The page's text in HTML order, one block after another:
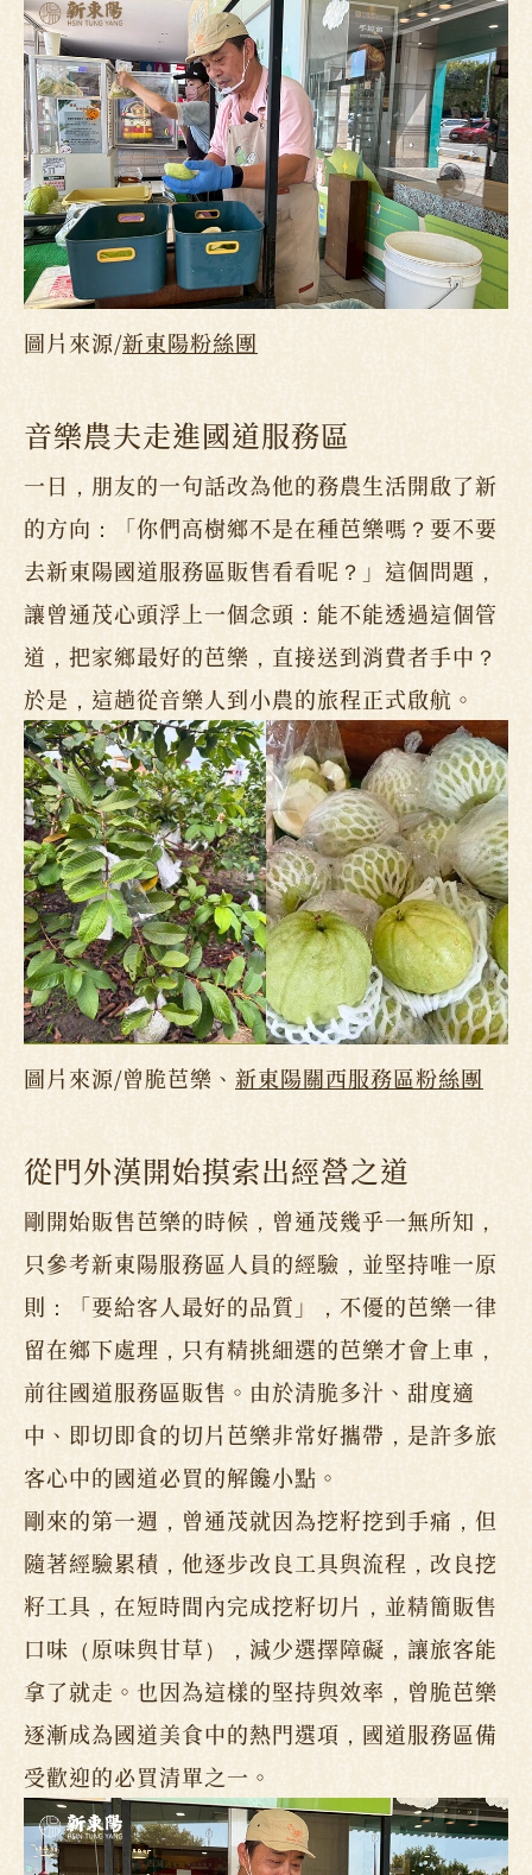
圖片來源/新東陽粉絲團
音樂農夫走進國道服務區
一日，朋友的一句話改為他的務農生活開啟了新
的方向：「你們高樹鄉不是在種芭樂嗎？要不要
去新東陽國道服務區販售看看呢？」這個問題，
讓曾通茂心頭浮上一個念頭：能不能透過這個管
道，把家鄉最好的芭樂，直接送到消費者手中？
於是，這趟從音樂人到小農的旅程正式啟航。
圖片來源/曾脆芭樂、 新東陽關西服務區粉絲團
從門外漢開始摸索出經營之道
剛開始販售芭樂的時候，曾通茂幾乎一無所知，
只參考新東陽服務區人員的經驗，並堅持唯一原
則：「要給客人最好的品質」，不優的芭樂一律
留在鄉下處理，只有精挑細選的芭樂才會上車，
前往國道服務區販售。由於清脆多汁、甜度適
中、即切即食的切片芭樂非常好攜帶，是許多旅
客心中的國道必買的解饞小點。
剛來的第一週，曾通茂就因為挖籽挖到手痛，但
隨著經驗累積，他逐步改良工具與流程，改良挖
籽工具，在短時間內完成挖籽切片，並精簡販售
口味（原味與甘草），減少選擇障礙，讓旅客能
拿了就走。也因為這樣的堅持與效率，曾脆芭樂
逐漸成為國道美食中的熱門選項，國道服務區備
受歡迎的必買清單之一。